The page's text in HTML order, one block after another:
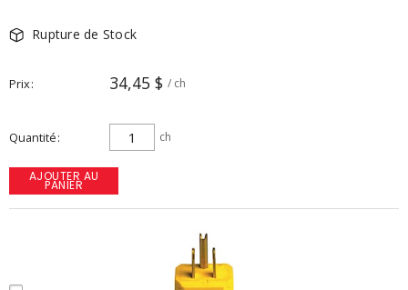
Rupture de Stock
Prix 34,45 $ / ch
Quantité ch
AJOUTER AU
PANIER